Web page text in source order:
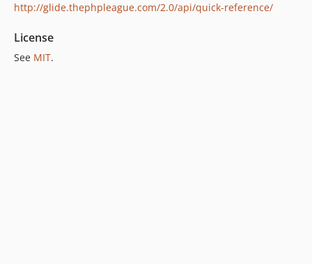
http://glide.thephpleague.com/2.0/api/quick-reference/
License
See MIT.